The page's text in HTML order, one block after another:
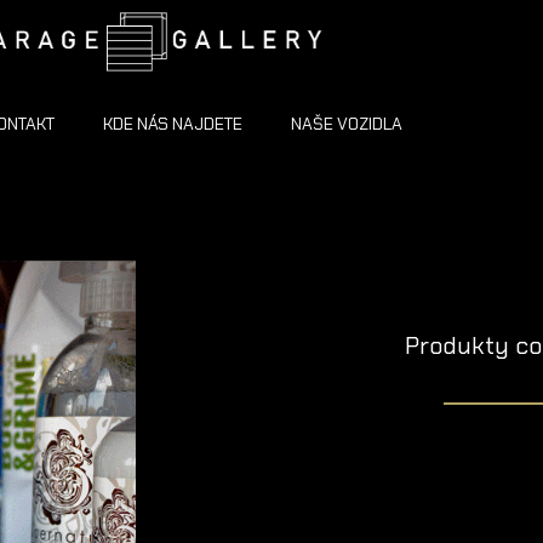
KDE NÁS NAJDETE NAŠE VOZIDLA
Produkty